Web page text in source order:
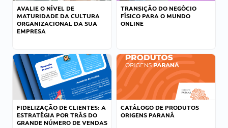
AVALIE O NÍVEL DE
MATURIDADE DA CULTURA
ORGANIZACIONAL DA SUA
EMPRESA
TRANSIÇÃO DO NEGÓCIO
FÍSICO PARA O MUNDO
ONLINE
FIDELIZAÇÃO DE CLIENTES: A
ESTRATÉGIA POR TRÁS DO
GRANDE NÚMERO DE VENDAS
CATÁLOGO DE PRODUTOS
ORIGENS PARANÁ